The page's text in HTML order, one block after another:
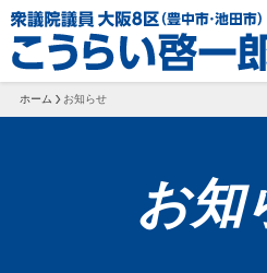
ホーム お知らせ
お知